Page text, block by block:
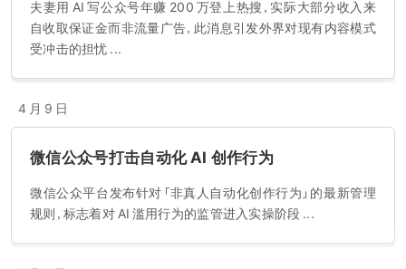
夫妻用 AI 写公众号年赚 200 万登上热搜，实际大部分收入来
自收取保证金而非流量广告，此消息引发外界对现有内容模式
受冲击的担忧 ...
4 月 9 日
微信公众号打击自动化 AI 创作行为
微信公众平台发布针对「非真人自动化创作行为」的最新管理
规则，标志着对 AI 滥用行为的监管进入实操阶段 ...